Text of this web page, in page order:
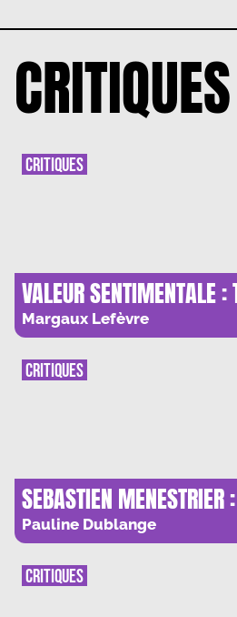
CRITIQUES
VALEUR SENTIMENTALE :
RANCOEURS
Margaux Lefèvre
CRITIQUES
SEBASTIEN MENESTRIER
POUR NE PAS SOMBRER
Pauline Dublange
CRITIQUES
CRITIQUES